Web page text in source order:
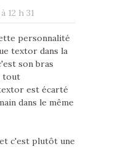
12 h 31
personnalité
textor dans la
son bras
tout
est écarté
dans le même
c'est plutôt une